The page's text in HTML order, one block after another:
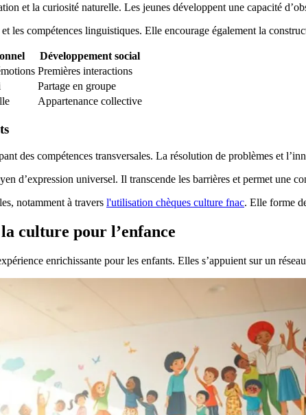
et la curiosité naturelle. Les jeunes développent une capacité
les compétences linguistiques. Elle encourage également la
Développement social
Premières interactions
Partage en groupe
Appartenance collective
des compétences transversales. La résolution de problèmes et
d’expression universel. Il transcende les barrières et permet une
notamment à travers l'utilisation chèques culture fnac. Elle forme
culture pour l’enfance
enrichissante pour les enfants. Elles s’appuient sur un